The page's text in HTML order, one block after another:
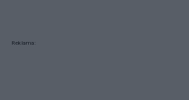
Reklama: